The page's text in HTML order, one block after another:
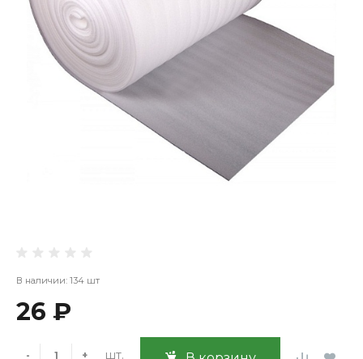
В наличии: 134 шт
26 ₽
- + шт.